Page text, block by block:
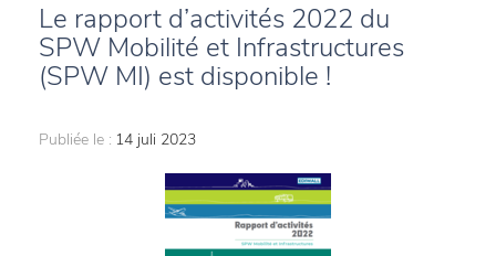
Le rapport d’activités 2022 du
SPW Mobilité et Infrastructures
(SPW MI) est disponible !
Publiée le : 14 juli 2023